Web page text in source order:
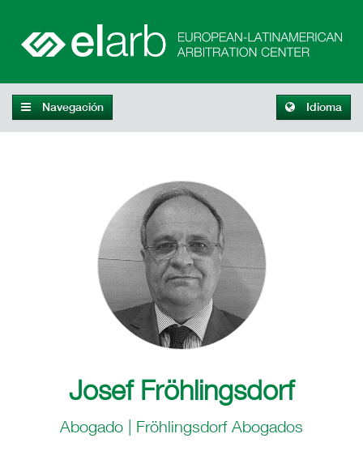
Navegación Idioma
Josef Fröhlingsdorf
Abogado | Fröhlingsdorf Abogados